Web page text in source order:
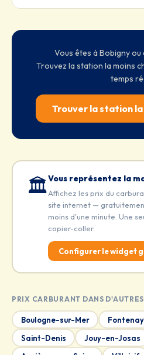
Vous êtes à Bobigny ou
Trouvez la station la moins
temps
Trouver la station
🏛️Vous représentez la
Affichez les prix du
site internet —
moins d'une minute. Une
copier-coller.
Configurer le widget
PRIX CARBURANT DANS
Boulogne-sur-Mer
Saint-Denis
Jouy-en-Josas